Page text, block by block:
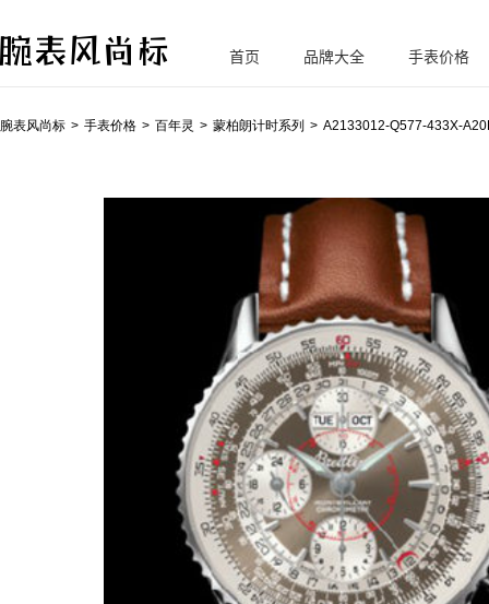
腕
首页 品牌大全 手表价格
腕表风尚标 手表价格 百年灵 蒙柏朗计时系列 A2133012-Q577-433X-